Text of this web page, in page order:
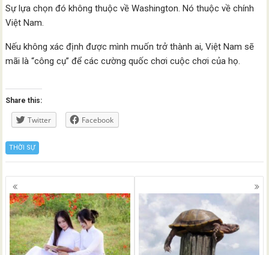
Sự lựa chọn đó không thuộc về Washington. Nó thuộc về chính
Việt Nam.
Nếu không xác định được mình muốn trở thành ai, Việt Nam sẽ
mãi là “công cụ” để các cường quốc chơi cuộc chơi của họ.
Share this:
Twitter Facebook
THỜI SỰ
Posts
navigation